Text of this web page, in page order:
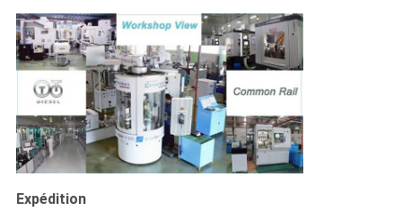
Expédition